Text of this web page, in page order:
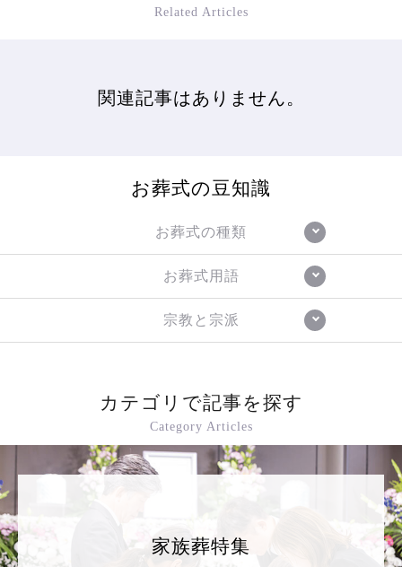
Related Articles
関連記事はありません。
お葬式の豆知識
お葬式の種類
お葬式用語
宗教と宗派
カテゴリで記事を探す
Category Articles
家族葬特集